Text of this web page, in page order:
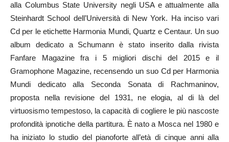
alla Columbus State University negli USA e attualmente alla
Steinhardt School dell’Università di New York. Ha inciso vari
Cd per le etichette Harmonia Mundi, Quartz e Centaur. Un suo
album dedicato a Schumann è stato inserito dalla rivista
Fanfare Magazine fra i 5 migliori dischi del 2015 e il
Gramophone Magazine, recensendo un suo Cd per Harmonia
Mundi dedicato alla Seconda Sonata di Rachmaninov,
proposta nella revisione del 1931, ne elogia, al di là del
virtuosismo tempestoso, la capacità di cogliere le più nascoste
profondità ipnotiche della partitura. È nato a Mosca nel 1980 e
ha iniziato lo studio del pianoforte all’età di cinque anni alla